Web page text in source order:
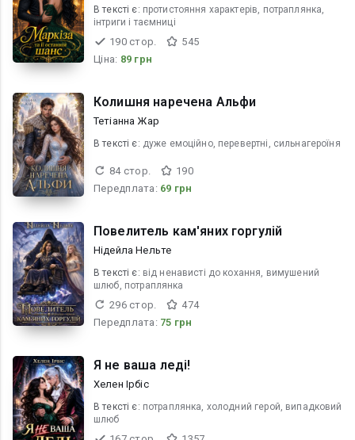
В текcті є: протистояння характерів, потраплянка,
інтриги і таємниці
190 стор.
545
Ціна: 89 грн
Колишня наречена Альфи
Тетіанна Жар
В текcті є: дуже емоційно, перевертні, сильнагероїня
84 стор.
190
Передплата: 69 грн
Повелитель кам'яних горгулій
Нідейла Нельте
В текcті є: від ненависті до кохання, вимушений
шлюб, потраплянка
296 стор.
474
Передплата: 75 грн
Я не ваша леді!
Хелен Ірбіс
В текcті є: потраплянка, холодний герой, випадковий
шлюб